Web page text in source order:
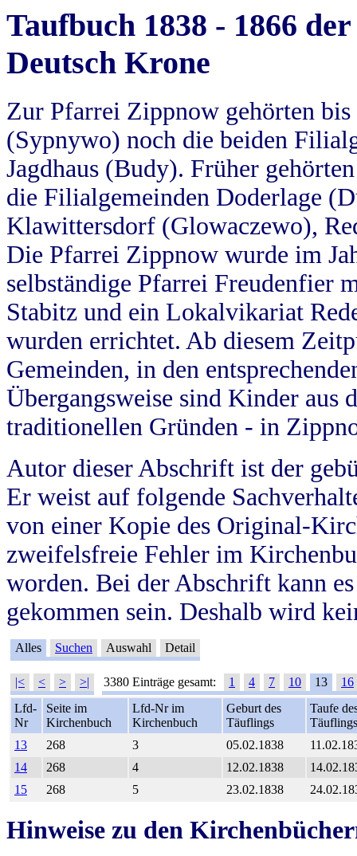
Taufbuch 1838 - 1866
Deutsch Krone
Zur Pfarrei Zippnow gehörten
(Sypnywo) noch die beiden
Jagdhaus (Budy). Früher
die Filialgemeinden Doderlage
Klawittersdorf (Glowaczewo),
Die Pfarrei Zippnow wurde im
selbständige Pfarrei Freudenfier
Stabitz und ein Lokalvikariat
wurden errichtet. Ab diesem
Gemeinden, in den
Übergangsweise sind Kinder aus
traditionellen Gründen - in
Autor dieser Abschrift ist der
Er weist auf folgende
von einer Kopie des Original-
zweifelsfreie Fehler im
worden. Bei der Abschrift kann
gekommen sein. Deshalb wird
Alles Suchen Auswahl Detail
|< < > >| 3380 Einträge gesamt: 1 4 7 10 13
16
Lfd-
Nr
Seite im
Kirchenbuch
Lfd-Nr im
Kirchenbuch
Geburt des
Täuflings
Taufe
Täuflings
13
268 3 05.02.1838
14
268 4 12.02.1838
15
268 5 23.02.1838
Hinweise zu den